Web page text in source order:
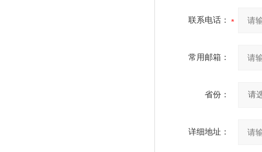
联系电话：
常用邮箱：
省份：
详细地址：